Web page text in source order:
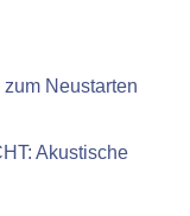
Neustarten
Akustische